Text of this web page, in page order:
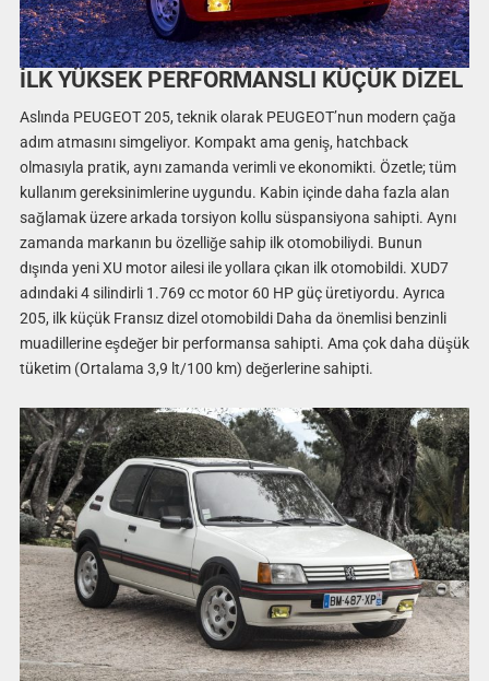
İLK YÜKSEK PERFORMANSLI KÜÇÜK DİZEL
Aslında PEUGEOT 205, teknik olarak PEUGEOT’nun modern çağa
adım atmasını simgeliyor. Kompakt ama geniş, hatchback
olmasıyla pratik, aynı zamanda verimli ve ekonomikti. Özetle; tüm
kullanım gereksinimlerine uygundu. Kabin içinde daha fazla alan
sağlamak üzere arkada torsiyon kollu süspansiyona sahipti. Aynı
zamanda markanın bu özelliğe sahip ilk otomobiliydi. Bunun
dışında yeni XU motor ailesi ile yollara çıkan ilk otomobildi. XUD7
adındaki 4 silindirli 1.769 cc motor 60 HP güç üretiyordu. Ayrıca
205, ilk küçük Fransız dizel otomobildi Daha da önemlisi benzinli
muadillerine eşdeğer bir performansa sahipti. Ama çok daha düşük
tüketim (Ortalama 3,9 lt/100 km) değerlerine sahipti.